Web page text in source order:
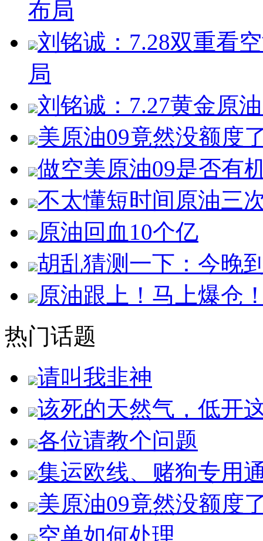
布局
刘铭诚：7.28双重看
局
刘铭诚：7.27黄金原
美原油09竟然没额度
做空美原油09是否有
不太懂短时间原油三
原油回血10个亿
胡乱猜测一下：今晚
原油跟上！马上爆仓
热门话题
请叫我韭神
该死的天然气，低开
各位请教个问题
集运欧线、赌狗专用
美原油09竟然没额度
空单如何处理